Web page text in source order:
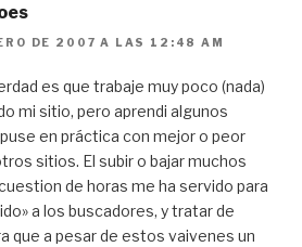
DE 2007 A LAS 12:48 AM
es que trabaje muy poco (nada)
mi sitio, pero aprendi algunos
en práctica con mejor o peor
sitios. El subir o bajar muchos
de horas me ha servido para
a los buscadores, y tratar de
que a pesar de estos vaivenes un